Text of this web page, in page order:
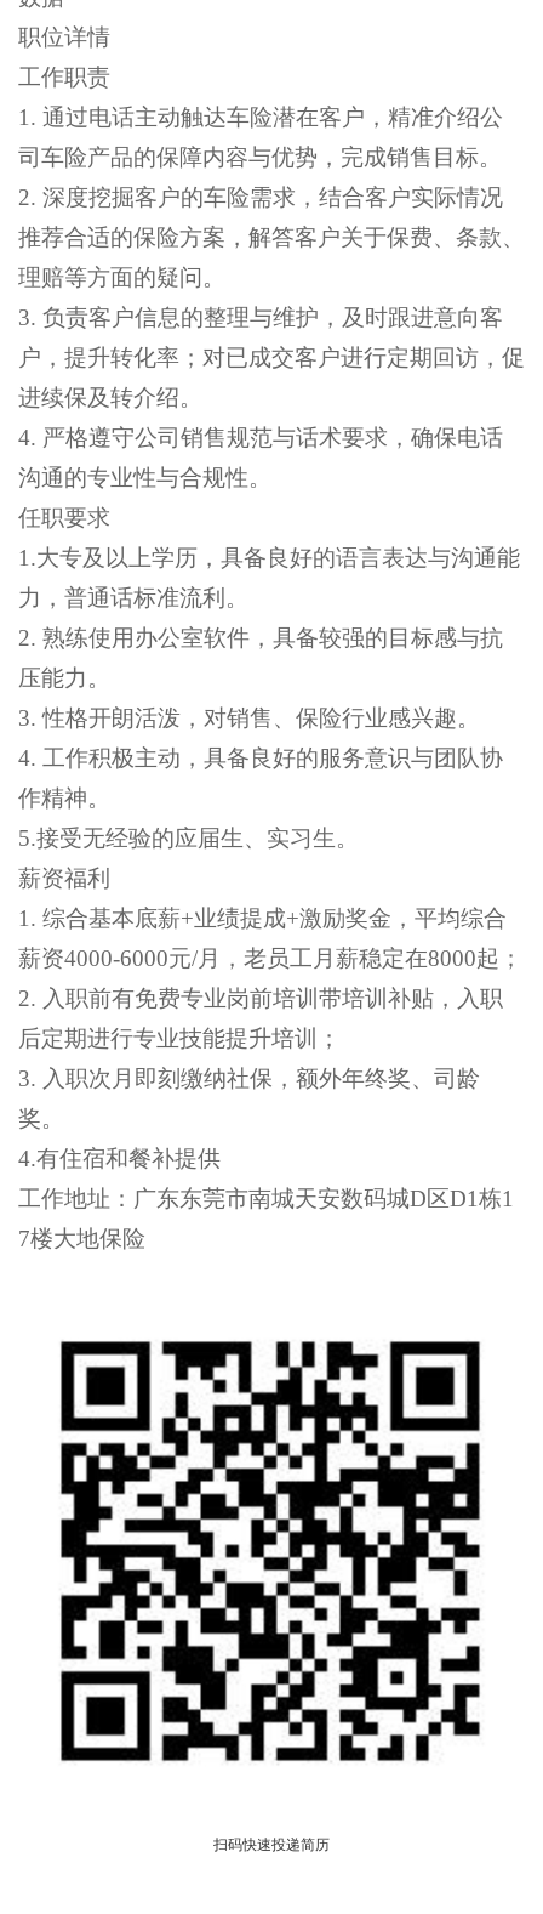
职位详情
工作职责
1. 通过电话主动触达车险潜在客户，精准介绍公
司车险产品的保障内容与优势，完成销售目标。
2. 深度挖掘客户的车险需求，结合客户实际情况
推荐合适的保险方案，解答客户关于保费、条款、
理赔等方面的疑问。
3. 负责客户信息的整理与维护，及时跟进意向客
户，提升转化率；对已成交客户进行定期回访，促
进续保及转介绍。
4. 严格遵守公司销售规范与话术要求，确保电话
沟通的专业性与合规性。
任职要求
1.大专及以上学历，具备良好的语言表达与沟通能
力，普通话标准流利。
2. 熟练使用办公室软件，具备较强的目标感与抗
压能力。
3. 性格开朗活泼，对销售、保险行业感兴趣。
4. 工作积极主动，具备良好的服务意识与团队协
作精神。
5.接受无经验的应届生、实习生。
薪资福利
1. 综合基本底薪+业绩提成+激励奖金，平均综合
薪资4000-6000元/月，老员工月薪稳定在8000起；
2. 入职前有免费专业岗前培训带培训补贴，入职
后定期进行专业技能提升培训；
3. 入职次月即刻缴纳社保，额外年终奖、司龄
奖。
4.有住宿和餐补提供
工作地址：广东东莞市南城天安数码城D区D1栋1
7楼大地保险
扫码快速投递简历